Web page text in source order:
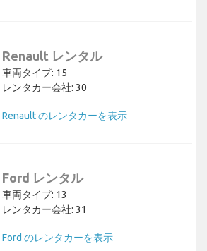
Renault レンタル
車両タイプ: 15
レンタカー会社: 30
Renault のレンタカーを表示
Ford レンタル
車両タイプ: 13
レンタカー会社: 31
Ford のレンタカーを表示